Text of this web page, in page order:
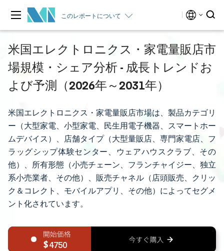
このレポートについて
米国エレクトロニクス・家電量販店市
場規模・シェア分析 - 成長トレンドお
よび予測（2026年～2031年）
米国エレクトロニクス・家電量販店市場は、製品カテゴリ
ー（大型家電、小型家電、民生用電子機器、スマートホー
ムデバイス）、店舗タイプ（大型量販店、専門家電店、フ
ラッグシップ体験センター、ウェアハウスクラブ、その
他）、所有形態（小売チェーン、フランチャイジー、独立
系小売業者、その他）、販売チャネル（店頭販売、クリッ
ク＆コレクト、モバイルアプリ、その他）によってセグメ
ント化されています。
4750